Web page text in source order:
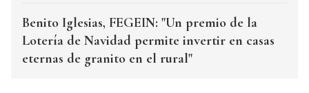
Benito Iglesias, FEGEIN: "Un premio de la
Lotería de Navidad permite invertir en casas
eternas de granito en el rural"